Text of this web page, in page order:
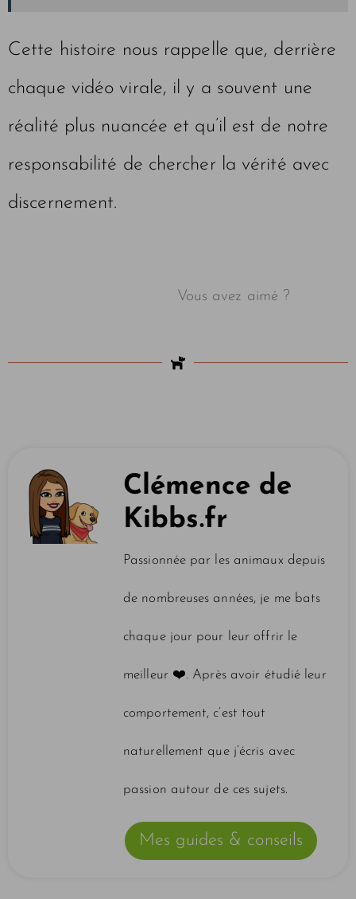
Cette histoire nous rappelle que, derrière
chaque vidéo virale, il y a souvent une
réalité plus nuancée et qu’il est de notre
responsabilité de chercher la vérité avec
discernement.
Vous avez aimé ?
Clémence de
Kibbs.fr
Passionnée par les animaux depuis
de nombreuses années, je me bats
chaque jour pour leur offrir le
meilleur ❤️️. Après avoir étudié leur
comportement, c’est tout
naturellement que j’écris avec
passion autour de ces sujets.
Mes guides & conseils